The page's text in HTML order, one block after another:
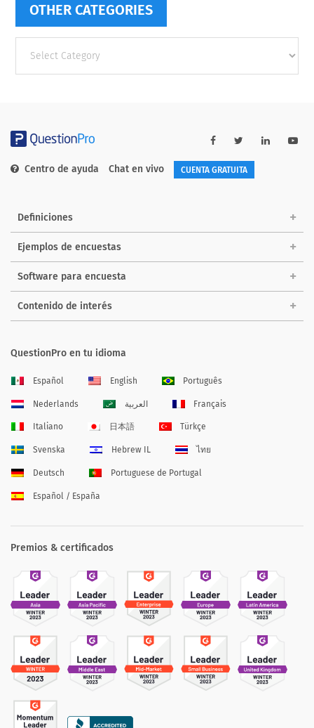
OTHER CATEGORIES
categories
Centro de ayuda Chat en vivo CUENTA GRATUITA
Definiciones
Ejemplos de encuestas
Software para encuesta
Contenido de interés
QuestionPro en tu idioma
Español English Português
Nederlands العربية Français
Italiano 日本語 Türkçe
Svenska Hebrew IL ไทย
Deutsch Portuguese de Portugal
Español / España
Premios & certificados